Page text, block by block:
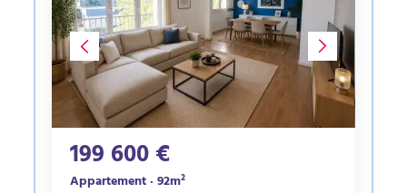
199 600 €
Appartement · 92m²